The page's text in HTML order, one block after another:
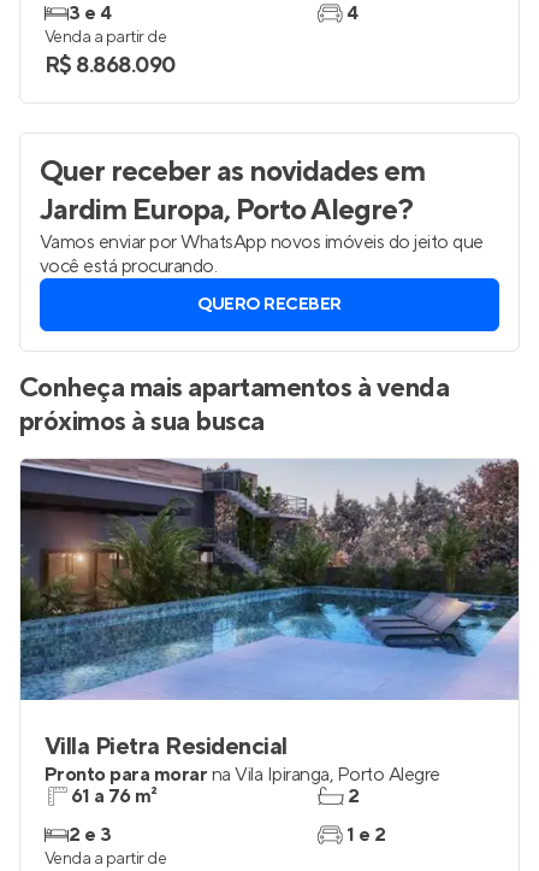
3 e 4
4
Venda a partir de
R$ 8.868.090
Quer receber as novidadesem
Jardim Europa, Porto Alegre?
Vamos enviar por WhatsApp novos imóveis do jeito que
você está procurando.
QUERO RECEBER
Conheça mais apartamentos à venda
próximos à sua busca
Villa Pietra Residencial
Pronto para morar na Vila Ipiranga, Porto Alegre
61 a 76 m²
2 e 3
2
1 e 2
Venda a partir de